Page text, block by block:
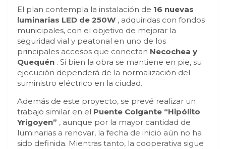
El plan contempla la instalación de 16 nuevas
luminarias LED de 250W , adquiridas con fondos
municipales, con el objetivo de mejorar la
seguridad vial y peatonal en uno de los
principales accesos que conectan Necochea y
Quequén . Si bien la obra se mantiene en pie, su
ejecución dependerá de la normalización del
suministro eléctrico en la ciudad.
Además de este proyecto, se prevé realizar un
trabajo similar en el Puente Colgante “Hipólito
Yrigoyen” , aunque por la mayor cantidad de
luminarias a renovar, la fecha de inicio aún no ha
sido definida. Mientras tanto, la cooperativa sigue